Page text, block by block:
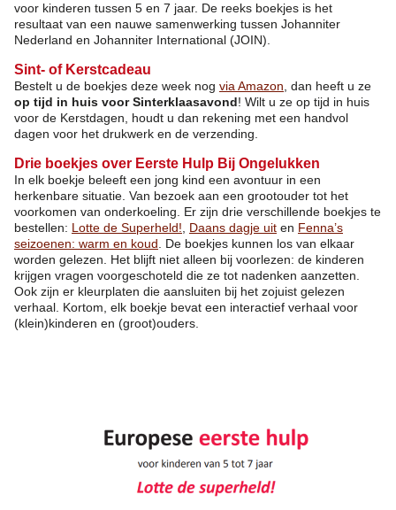
voor kinderen tussen 5 en 7 jaar. De reeks boekjes is het
resultaat van een nauwe samenwerking tussen Johanniter
Nederland en Johanniter International (JOIN).
Sint- of Kerstcadeau
Bestelt u de boekjes deze week nog via Amazon , dan heeft u ze
op tijd in huis voor Sinterklaasavond! Wilt u ze op tijd in huis
voor de Kerstdagen, houdt u dan rekening met een handvol
dagen voor het drukwerk en de verzending.
Drie boekjes over Eerste Hulp Bij Ongelukken
In elk boekje beleeft een jong kind een avontuur in een
herkenbare situatie. Van bezoek aan een grootouder tot het
voorkomen van onderkoeling. Er zijn drie verschillende boekjes te
bestellen: Lotte de Superheld! Daans dagje uit en Fenna’s
seizoenen: warm en koud . De boekjes kunnen los van elkaar
worden gelezen. Het blijft niet alleen bij voorlezen: de kinderen
krijgen vragen voorgeschoteld die ze tot nadenken aanzetten.
Ook zijn er kleurplaten die aansluiten bij het zojuist gelezen
verhaal. Kortom, elk boekje bevat een interactief verhaal voor
(klein)kinderen en (groot)ouders.